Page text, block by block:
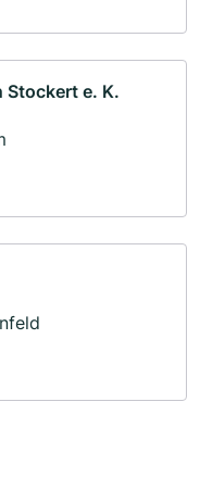
Stockert e. K.